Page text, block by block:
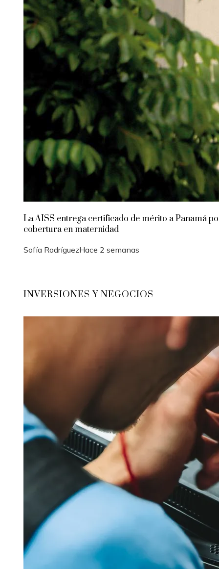
La AISS entrega certificado de mérito a Panamá
cobertura en maternidad
Sofía RodríguezHace 2 semanas
INVERSIONES Y NEGOCIOS